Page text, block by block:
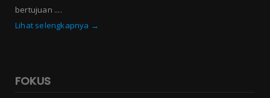
bertujuan ....
Lihat selengkapnya →
FOKUS